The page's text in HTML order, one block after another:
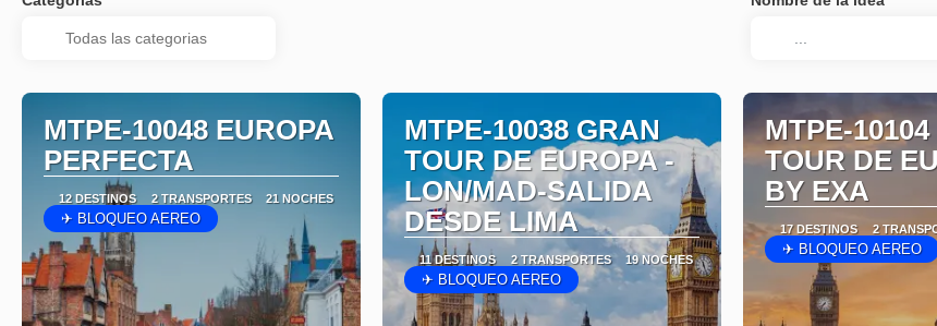
MTPE-10048 EUROPA
PERFECTA
12 DESTINOS 2 TRANSPORTES 21 NOCHES
✈ BLOQUEO AEREO
MTPE-10038 GRAN
TOUR DE EUROPA -
LON/MAD-SALIDA
DESDE LIMA
11 DESTINOS 2 TRANSPORTES 19 NOCHES
✈ BLOQUEO AEREO
MTPE-
TOUR DE
BY EXA
17 DESTINOS 2
✈ BLOQUEO AEREO